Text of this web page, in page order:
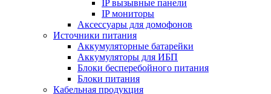
IP вызывные панели
IP мониторы
Аксессуары для домофонов
Источники питания
Аккумуляторные батарейки
Аккумуляторы для ИБП
Блоки бесперебойного питания
Блоки питания
Кабельная продукция